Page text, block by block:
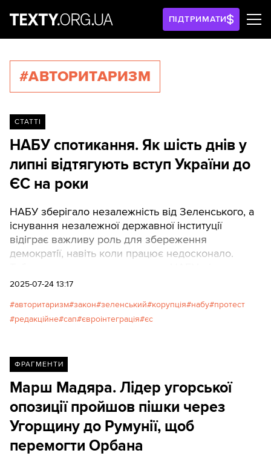
ПІДТРИМАТИ
#АВТОРИТАРИЗМ
СТАТТІ
НАБУ спотикання. Як шість днів у
липні відтягують вступ України до
ЄС на роки
НАБУ зберігало незалежність від Зеленського, а
існування незалежної державної інституції
відіграє важливу роль для збереження
демократії, навіть коли працює недосконало.
саме погане чи навіть хороше, але підконтрольне
вкладається в загальну логіку ігнорування
Зеленським законів, які мають стримувати владу
затягують вступ України до ЄС.
2025-07-24 13:17
авторитаризм закон зеленський корупція набу протест
редакційне сап євроінтеграція єс
ФРАГМЕНТИ
Марш Мадяра. Лідер угорської
опозиції пройшов пішки через
Угорщину до Румунії, щоб
перемогти Орбана